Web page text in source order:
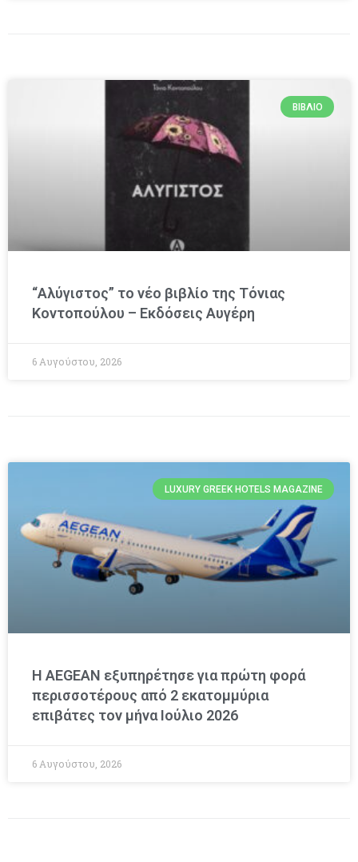
ΒΙΒΛΊΟ
“Αλύγιστος” το νέο βιβλίο της Τόνιας
Κοντοπούλου – Εκδόσεις Αυγέρη
6 Αυγούστου, 2026
LUXURY GREEK HOTELS MAGAZINE
Η AEGEAN εξυπηρέτησε για πρώτη φορά
περισσοτέρους από 2 εκατομμύρια
επιβάτες τον μήνα Ιούλιο 2026
6 Αυγούστου, 2026